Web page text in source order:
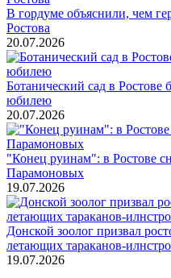
В гордуме объяснили, чем
Ростова
20.07.2026
Ботанический сад в Ростове
юбилею
20.07.2026
"Конец руинам": в Ростове
Парамоновых
19.07.2026
Донской зоолог призвал
летающих тараканов-
19.07.2026